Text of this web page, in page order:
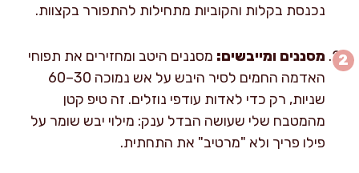
נכנסת בקלות והקוביות מתחילות להתפורר בקצוות.
מסננים ומייבשים: מסננים היטב ומחזירים את תפוחי
האדמה החמים לסיר היבש על אש נמוכה 30–60
שניות, רק כדי לאדות עודפי נוזלים. זה טיפ קטן
מהמטבח שלי שעושה הבדל ענק: מילוי יבש שומר על
פילו פריך ולא "מרטיב" את התחתית.